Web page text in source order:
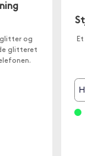
glitter og
glitteret